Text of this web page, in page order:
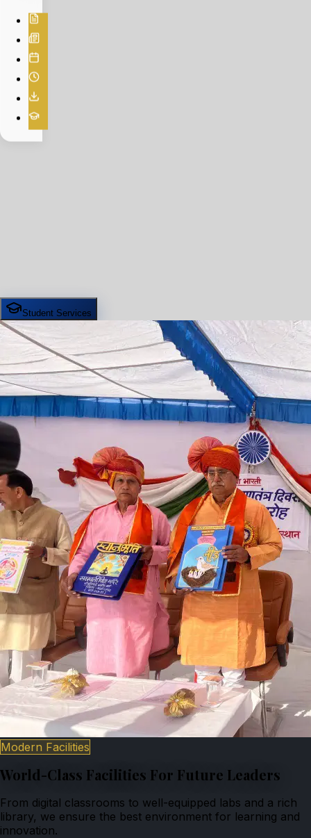
Student Services
Modern Facilities
World-Class Facilities For Future Leaders
From digital classrooms to well-equipped labs and a rich
library, we ensure the best environment for learning and
innovation.